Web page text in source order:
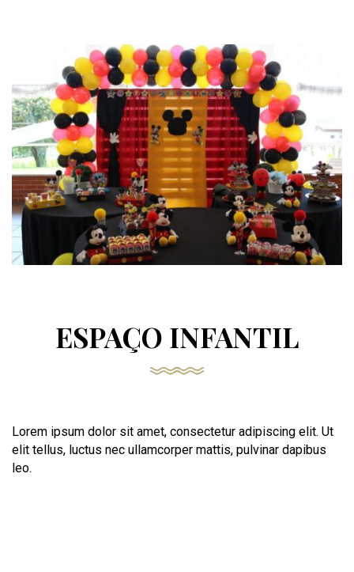
ESPAÇO INFANTIL
Lorem ipsum dolor sit amet, consectetur adipiscing elit. Ut
elit tellus, luctus nec ullamcorper mattis, pulvinar dapibus
leo.